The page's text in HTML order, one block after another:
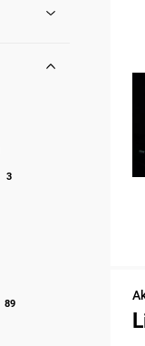
3
89